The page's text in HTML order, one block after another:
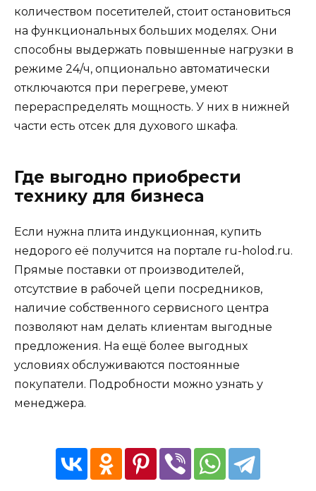
количеством посетителей, стоит остановиться
на функциональных больших моделях. Они
способны выдержать повышенные нагрузки в
режиме 24/ч, опционально автоматически
отключаются при перегреве, умеют
перераспределять мощность. У них в нижней
части есть отсек для духового шкафа.
Где выгодно приобрести
технику для бизнеса
Если нужна плита индукционная, купить
недорого её получится на портале ru-holod.ru.
Прямые поставки от производителей,
отсутствие в рабочей цепи посредников,
наличие собственного сервисного центра
позволяют нам делать клиентам выгодные
предложения. На ещё более выгодных
условиях обслуживаются постоянные
покупатели. Подробности можно узнать у
менеджера.